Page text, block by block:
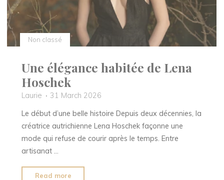
Non classé
Une élégance habitée de Lena
Hoschek
Laurie
31 March 2026
Le début d’une belle histoire Depuis deux décennies, la
créatrice autrichienne Lena Hoschek façonne une
mode qui refuse de courir après le temps. Entre
artisanat …
Read more